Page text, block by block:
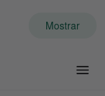
Mostrar